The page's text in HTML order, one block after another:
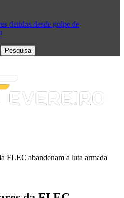
detidos desde golpe de
FLEC abandonam a luta armada